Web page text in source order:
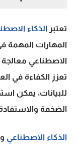
تعتبر الذكاء
المهارات المهمة
الاصطناعي معالجة
تعزز الكفاءة في
للبيانات، يمكن
الضخمة والاستفادة
الذكاء الاصطناعي